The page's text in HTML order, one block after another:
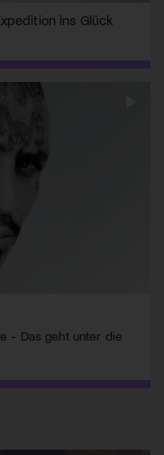
ins Glück
- Das geht unter die